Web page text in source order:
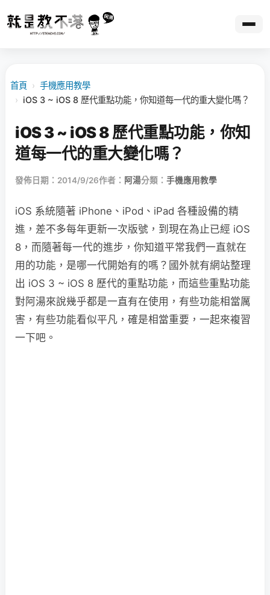
首頁 › 手機應用教學
› iOS 3 ~ iOS 8 歷代重點功能，你知道每一代的重大變化嗎？
iOS 3 ~ iOS 8 歷代重點功能，你知
道每一代的重大變化嗎？
發佈日期：2014/9/26作者： 阿湯分類： 手機應用教學
iOS 系統隨著 iPhone、iPod、iPad 各種設備的精
進，差不多每年更新一次版號，到現在為止已經 iOS
8，而隨著每一代的進步，你知道平常我們一直就在
用的功能，是哪一代開始有的嗎？國外就有網站整理
出 iOS 3 ~ iOS 8 歷代的重點功能，而這些重點功能
對阿湯來說幾乎都是一直有在使用，有些功能相當厲
害，有些功能看似平凡，確是相當重要，一起來複習
一下吧。